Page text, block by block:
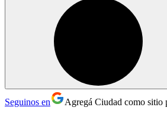
Seguinos en Agregá Ciudad como sitio